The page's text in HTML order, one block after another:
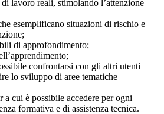
lavoro reali, stimolando l’attenzione
esemplificano situazioni di rischio e
di approfondimento;
confrontarsi con gli altri utenti
lo sviluppo di aree tematiche
a cui è possibile accedere per ogni
formativa e di assistenza tecnica.